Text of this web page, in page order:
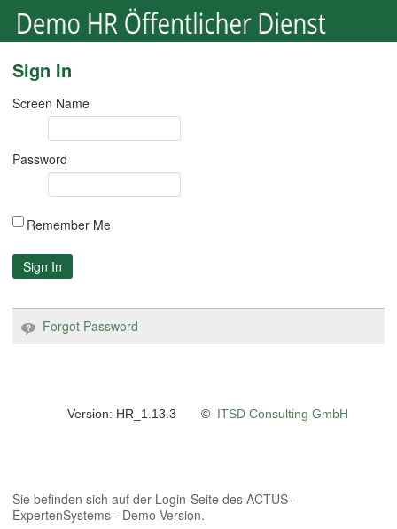
Sign In
Screen Name
Password
Remember Me
Sign In
Forgot Password
Version: HR_1.13.3 © ITSD Consulting GmbH
Sie befinden sich auf der Login-Seite des ACTUS-
ExpertenSystems - Demo-Version.